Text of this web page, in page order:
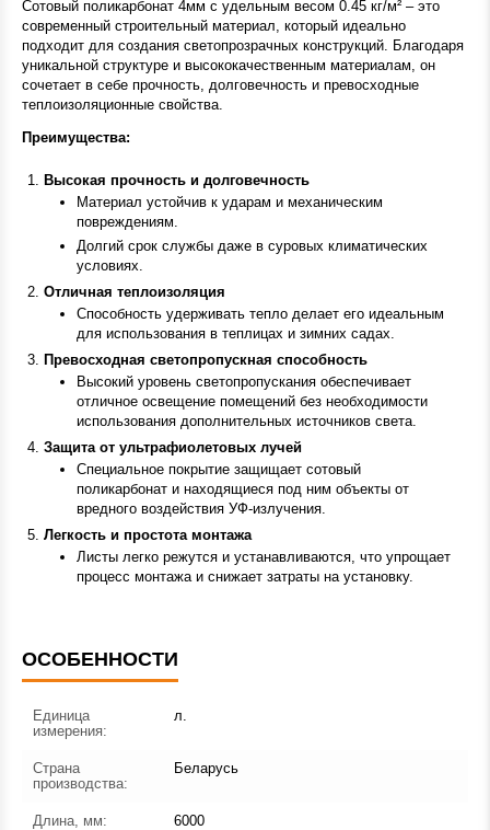
Сотовый поликарбонат 4мм с удельным весом 0.45 кг/м² – это
современный строительный материал, который идеально
подходит для создания светопрозрачных конструкций. Благодаря
уникальной структуре и высококачественным материалам, он
сочетает в себе прочность, долговечность и превосходные
теплоизоляционные свойства.
Преимущества:
Высокая прочность и долговечность
Материал устойчив к ударам и механическим
повреждениям.
Долгий срок службы даже в суровых климатических
условиях.
Отличная теплоизоляция
Способность удерживать тепло делает его идеальным
для использования в теплицах и зимних садах.
Превосходная светопропускная способность
Высокий уровень светопропускания обеспечивает
отличное освещение помещений без необходимости
использования дополнительных источников света.
Защита от ультрафиолетовых лучей
Специальное покрытие защищает сотовый
поликарбонат и находящиеся под ним объекты от
вредного воздействия УФ-излучения.
Легкость и простота монтажа
Листы легко режутся и устанавливаются, что упрощает
процесс монтажа и снижает затраты на установку.
ОСОБЕННОСТИ
Единица
измерения:
л.
Страна
производства:
Беларусь
Длина, мм: 6000